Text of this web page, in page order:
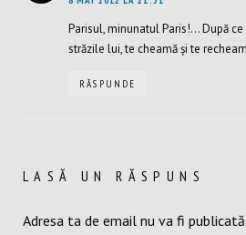
Parisul, minunatul Paris!… După
străzile lui, te cheamă şi te
RĂSPUNDE
LASĂ UN RĂSPUNS
Adresa ta de email nu va fi publicată.